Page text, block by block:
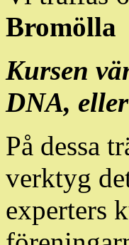
Bromölla
Kursen
DNA,
På dessa
verktyg
experters